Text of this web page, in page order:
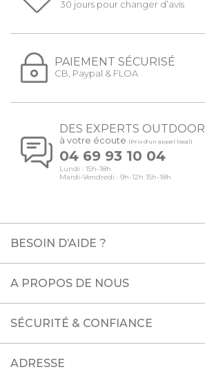
30 jours pour changer d’avis
PAIEMENT SÉCURISÉ
CB, Paypal & FLOA
DES EXPERTS OUTDOOR
à votre écoute (Prix d'un appel local)
04 69 93 10 04
Lundi : 15h-18h
Mardi-Vendredi : 9h-12h 15h-18h
BESOIN D’AIDE ?
A PROPOS DE NOUS
SÉCURITÉ & CONFIANCE
ADRESSE